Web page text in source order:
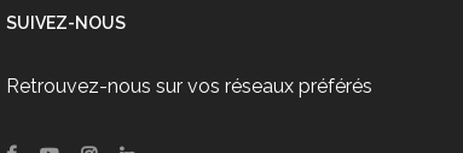
SUIVEZ-NOUS
Retrouvez-nous sur vos réseaux préférés